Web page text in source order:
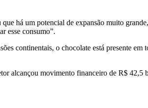
há um potencial de expansão muito
esse consumo”.
continentais, o chocolate está presente em
alcançou movimento financeiro de R$